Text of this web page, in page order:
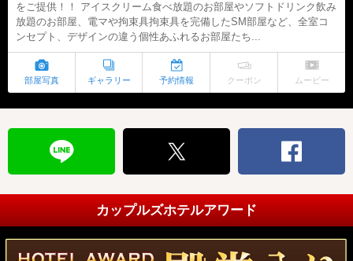
をご提供！！ アイスクリーム食べ放題のお部屋やソフトドリンク飲み
放題のお部屋、電マや拘束具拘束具を完備したSM部屋など、全室コ
ンセプト、デザインの違う個性あふれるお部屋たち...
部屋写真 ギャラリー 予約情報 クーポン ムービー
カップルズホテルアワード